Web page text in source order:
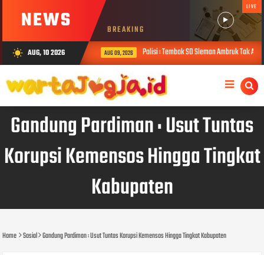
NEWS BREAKING
LIVE
wb_sunny AUG, 10 2026 AUG 09, 2026 Polisi : Tembok SD Sleman Ambruk Tak Ada
Gandung Pardiman : Usut Tuntas
Korupsi Kemensos Hingga Tingkat
Kabupaten
Home Sosial Gandung Pardiman : Usut Tuntas Korupsi Kemensos Hingga Tingkat Kabupaten